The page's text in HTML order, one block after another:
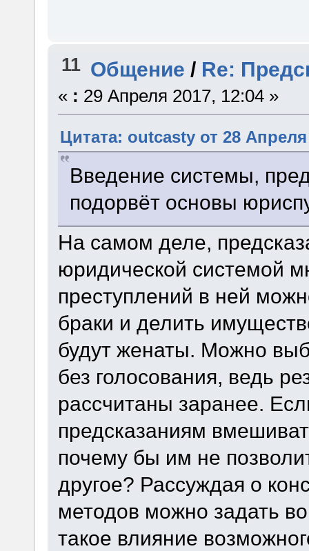
11 Общение / Re:
« : 29 Апреля 2017, 12:04 »
Цитата: outcasty от 28 Апреля
Введение системы,
подорвёт основы
На самом деле,
юридической системой
преступлений в ней
браки и делить
будут женаты. Можно
без голосования, ведь
рассчитаны заранее.
предсказаниям
почему бы им не
другое? Рассуждая о
методов можно задать
такое влияние